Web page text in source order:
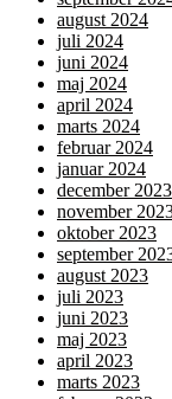
august 2024
juli 2024
juni 2024
maj 2024
april 2024
marts 2024
februar 2024
januar 2024
december 2023
november
oktober 2023
september
august 2023
juli 2023
juni 2023
maj 2023
april 2023
marts 2023